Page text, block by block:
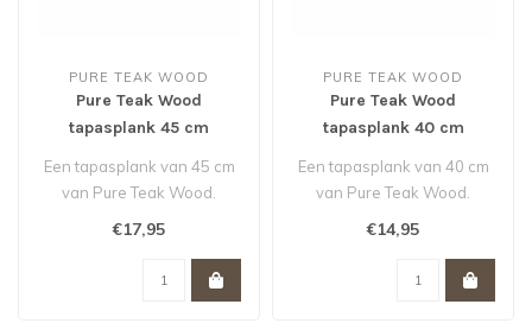
PURE TEAK WOOD
Pure Teak Wood
tapasplank 45 cm
Een tapasplank van 45 cm
van Pure Teak Wood.
€17,95
PURE TEAK WOOD
Pure Teak Wood
tapasplank 40 cm
Een tapasplank van 40 cm
van Pure Teak Wood.
€14,95